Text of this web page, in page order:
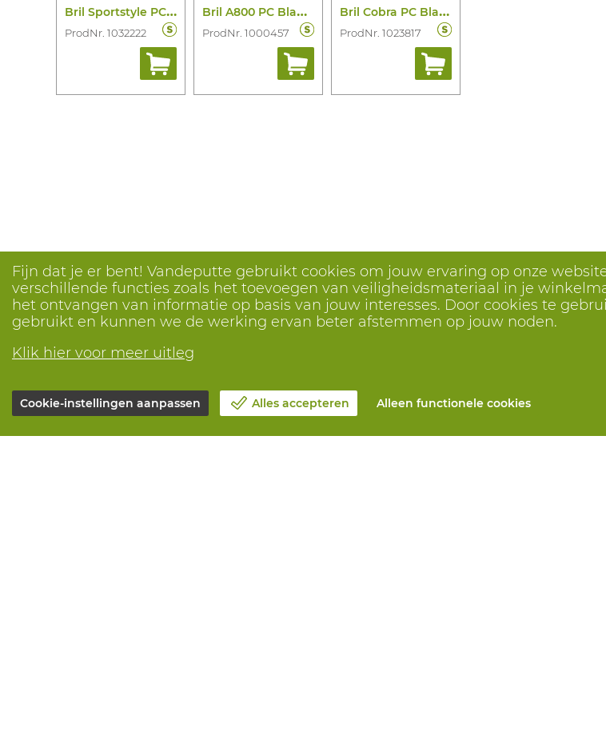
B
ril Sportstyle PC Blank Supr Ex (zw/Bl)
ProdNr. 1032222
B
ril A800 PC Blank Ad
ProdNr. 1000457
B
ril Cobra PC Blank Platinum (zw/Gri)
ProdNr. 1023817
Fijn dat je er bent! Vandeputte gebruikt cookies om jouw ervaring op onze
verschillende functies zoals het toevoegen van veiligheidsmateriaal in je
het ontvangen van informatie op basis van jouw interesses. Door cookies te
gebruikt en kunnen we de werking ervan beter afstemmen op jouw noden.
Klik hier voor meer uitleg
Cookie-instellingen aanpassen Alles accepteren Alleen functionele cookies